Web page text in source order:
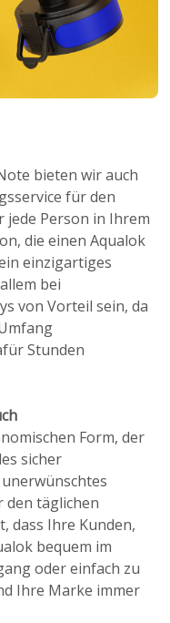
bieten wir auch
für den
jede Person in Ihrem
die einen Aqualok
einzigartiges
bei
von Vorteil sein, da
Stunden
Form, der
sicher
täglichen
dass Ihre Kunden,
bequem im
oder einfach zu
Ihre Marke immer